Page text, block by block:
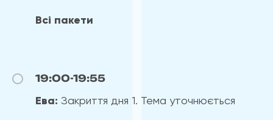
Всі пакети
19:00-19:55
Ева: Закриття дня 1. Тема уточнюється